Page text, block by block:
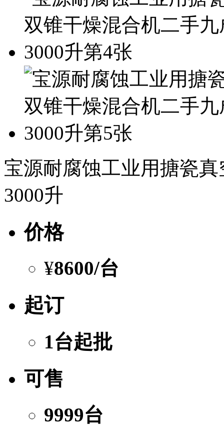
宝源耐腐蚀工业用搪瓷
3000升
价格
¥8600/台
起订
1台起批
可售
9999台